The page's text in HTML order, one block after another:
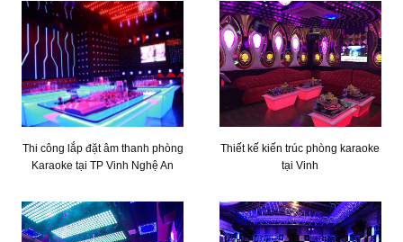
Thi công lắp đặt âm thanh phòng
Karaoke tại TP Vinh Nghệ An
Thiết kế kiến trúc phòng karaoke
tại Vinh